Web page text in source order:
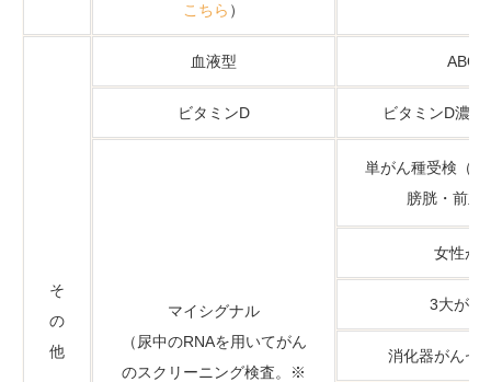
こちら ）
そ
の
他
血液型 ABO
ビタミンD ビタミンD濃
マイシグナル
（尿中のRNAを用いてがん
のスクリーニング検査。※
単がん種受検（
膀胱・前立
女性が
3大がん
消化器がんセ